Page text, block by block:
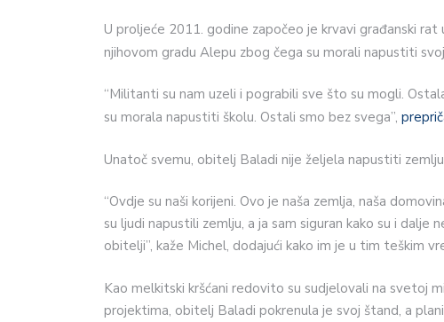
U proljeće 2011. godine započeo je krvavi građanski rat
njihovom gradu Alepu zbog čega su morali napustiti
“Militanti su nam uzeli i pograbili sve što su mogli.
su morala napustiti školu. Ostali smo bez svega”,
Unatoč svemu, obitelj Baladi nije željela napustiti
“Ovdje su naši korijeni. Ovo je naša zemlja, naša
su ljudi napustili zemlju, a ja sam siguran kako su i dalje
obitelji”, kaže Michel, dodajući kako im je u tim teškim
Kao melkitski kršćani redovito su sudjelovali na svetoj
projektima, obitelj Baladi pokrenula je svoj štand, a